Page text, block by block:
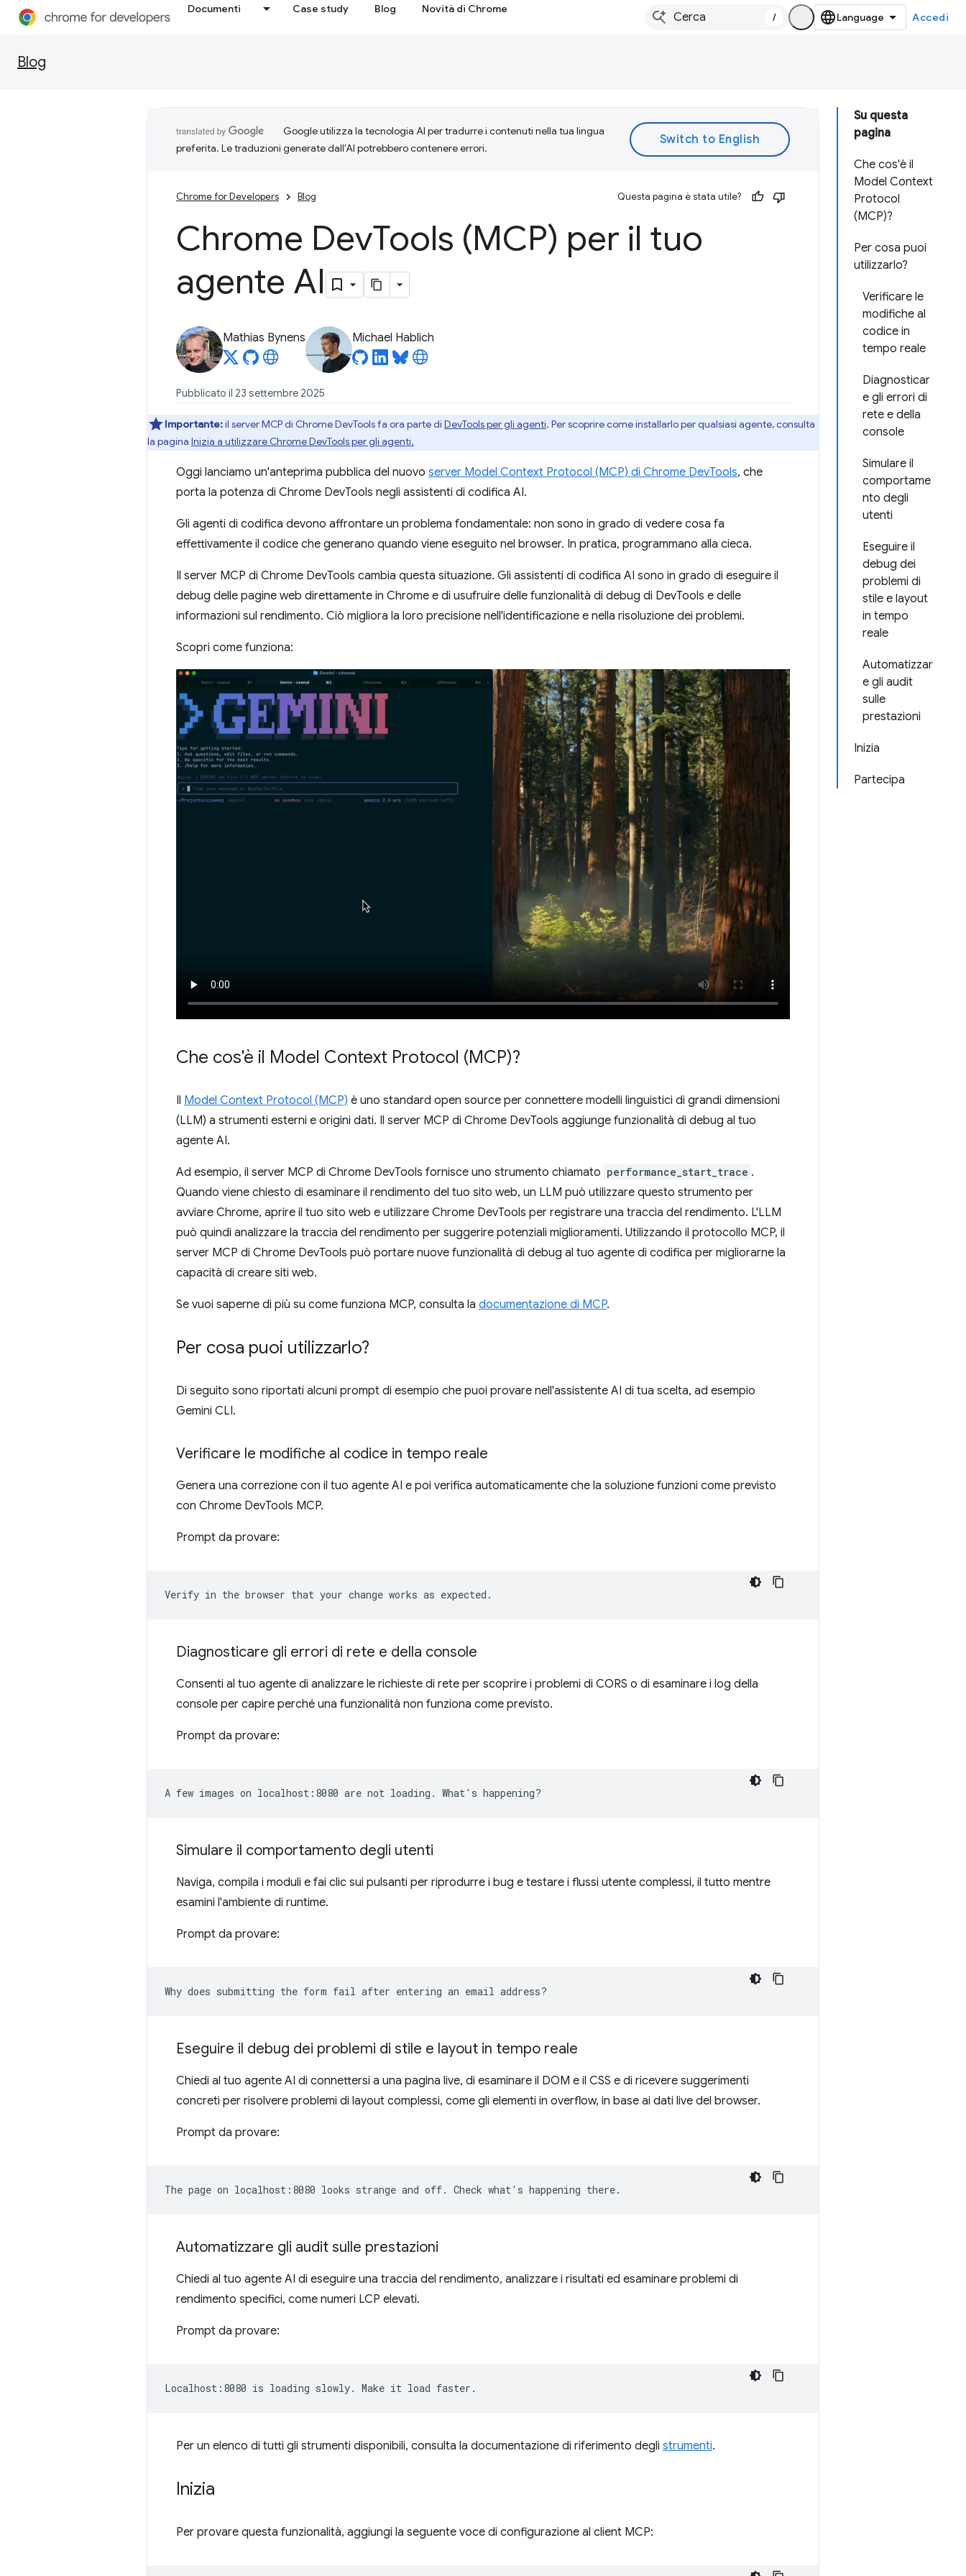
Documenti Case study Blog Novità di Chrome
/ Accedi
Blog
Su questa
pagina
Che cos'è il
Model Context
Protocol
(MCP)?
Per cosa puoi
utilizzarlo?
Verificare le
modifiche al
codice in
tempo reale
Diagnosticar
e gli errori di
rete e della
console
Simulare il
comportame
nto degli
utenti
Eseguire il
debug dei
problemi di
stile e layout
in tempo
reale
Automatizzar
e gli audit
sulle
prestazioni
Inizia
Partecipa
Google utilizza la tecnologia AI per tradurre i contenuti nella tua lingua
preferita. Le traduzioni generate dall'AI potrebbero contenere errori.
Chrome for Developers Blog Questa pagina è stata utile?
Chrome DevTools (MCP) per il tuo
agente AI
Mathias Bynens Michael Hablich
Pubblicato il 23 settembre 2025
Importante:il server MCP di Chrome DevTools fa ora parte di DevTools per gli agenti. Per scoprire come installarlo per qualsiasi agente, consulta
la pagina Inizia a utilizzare Chrome DevTools per gli agenti.
Oggi lanciamo un'anteprima pubblica del nuovo server Model Context Protocol (MCP) di Chrome DevTools, che
porta la potenza di Chrome DevTools negli assistenti di codifica AI.
Gli agenti di codifica devono affrontare un problema fondamentale: non sono in grado di vedere cosa fa
effettivamente il codice che generano quando viene eseguito nel browser. In pratica, programmano alla cieca.
Il server MCP di Chrome DevTools cambia questa situazione. Gli assistenti di codifica AI sono in grado di eseguire il
debug delle pagine web direttamente in Chrome e di usufruire delle funzionalità di debug di DevTools e delle
informazioni sul rendimento. Ciò migliora la loro precisione nell'identificazione e nella risoluzione dei problemi.
Scopri come funziona:
Che cos'è il Model Context Protocol (MCP)?
Il Model Context Protocol (MCP) è uno standard open source per connettere modelli linguistici di grandi dimensioni
(LLM) a strumenti esterni e origini dati. Il server MCP di Chrome DevTools aggiunge funzionalità di debug al tuo
agente AI.
Ad esempio, il server MCP di Chrome DevTools fornisce uno strumento chiamato performance_start_trace .
Quando viene chiesto di esaminare il rendimento del tuo sito web, un LLM può utilizzare questo strumento per
avviare Chrome, aprire il tuo sito web e utilizzare Chrome DevTools per registrare una traccia del rendimento. L'LLM
può quindi analizzare la traccia del rendimento per suggerire potenziali miglioramenti. Utilizzando il protocollo MCP, il
server MCP di Chrome DevTools può portare nuove funzionalità di debug al tuo agente di codifica per migliorarne la
capacità di creare siti web.
Se vuoi saperne di più su come funziona MCP, consulta la documentazione di MCP.
Per cosa puoi utilizzarlo?
Di seguito sono riportati alcuni prompt di esempio che puoi provare nell'assistente AI di tua scelta, ad esempio
Gemini CLI.
Verificare le modifiche al codice in tempo reale
Genera una correzione con il tuo agente AI e poi verifica automaticamente che la soluzione funzioni come previsto
con Chrome DevTools MCP.
Prompt da provare:
Diagnosticare gli errori di rete e della console
Consenti al tuo agente di analizzare le richieste di rete per scoprire i problemi di CORS o di esaminare i log della
console per capire perché una funzionalità non funziona come previsto.
Prompt da provare:
Simulare il comportamento degli utenti
Naviga, compila i moduli e fai clic sui pulsanti per riprodurre i bug e testare i flussi utente complessi, il tutto mentre
esamini l'ambiente di runtime.
Prompt da provare:
Eseguire il debug dei problemi di stile e layout in tempo reale
Chiedi al tuo agente AI di connettersi a una pagina live, di esaminare il DOM e il CSS e di ricevere suggerimenti
concreti per risolvere problemi di layout complessi, come gli elementi in overflow, in base ai dati live del browser.
Prompt da provare:
Automatizzare gli audit sulle prestazioni
Chiedi al tuo agente AI di eseguire una traccia del rendimento, analizzare i risultati ed esaminare problemi di
rendimento specifici, come numeri LCP elevati.
Prompt da provare:
Per un elenco di tutti gli strumenti disponibili, consulta la documentazione di riferimento degli strumenti.
Inizia
Per provare questa funzionalità, aggiungi la seguente voce di configurazione al client MCP: